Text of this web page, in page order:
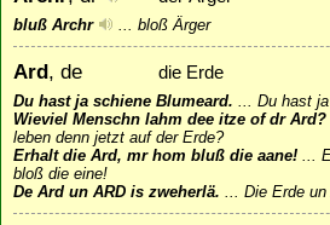
bluß Archr ... bloß Ärger
Ard, de die Erde
Du hast ja schiene Blumeard. ... Du hast
Wieviel Menschn lahm dee itze of dr Ard?
leben denn jetzt auf der Erde?
Erhalt die Ard, mr hom bluß die aane! ...
bloß die eine!
De Ard un ARD is zweherlä. ... Die Erde